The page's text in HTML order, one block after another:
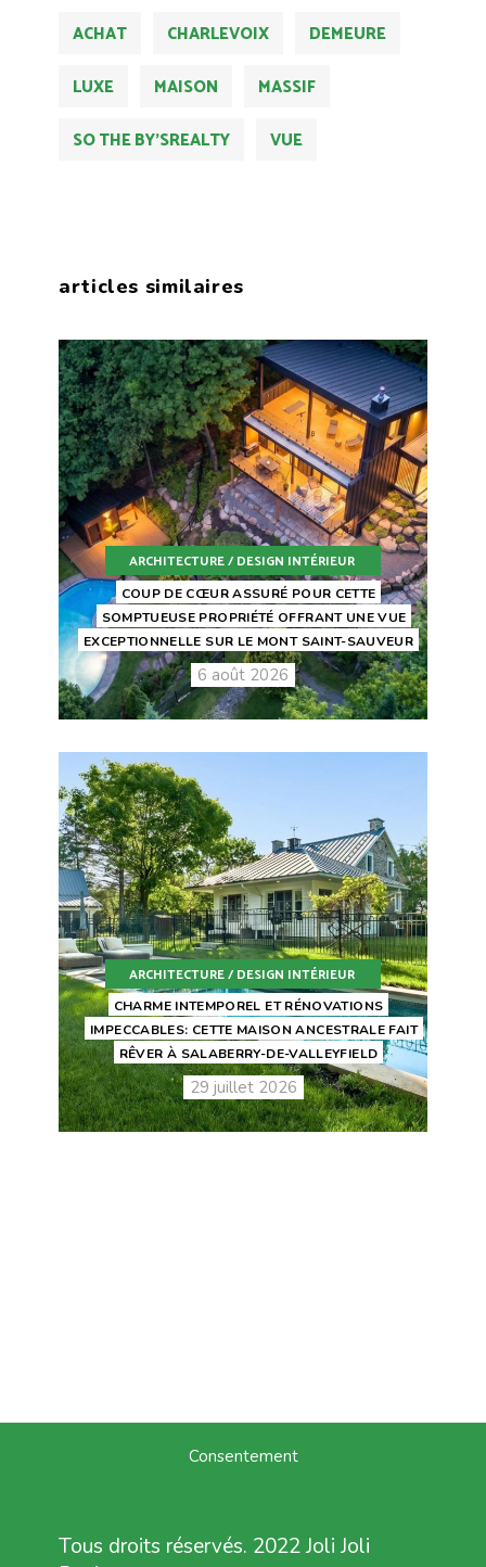
ACHAT CHARLEVOIX
DEMEURE
LUXE
MAISON
MASSIF
SO THE BY'SREALTY
VUE
articles similaires
ARCHITECTURE / DESIGN INTÉRIEUR
COUP DE CŒUR ASSURÉ POUR CETTE
SOMPTUEUSE PROPRIÉTÉ OFFRANT UNE VUE
EXCEPTIONNELLE SUR LE MONT SAINT-SAUVEUR
6 août 2026
ARCHITECTURE / DESIGN INTÉRIEUR
CHARME INTEMPOREL ET RÉNOVATIONS
IMPECCABLES: CETTE MAISON ANCESTRALE FAIT
RÊVER À SALABERRY-DE-VALLEYFIELD
29 juillet 2026
Consentement
Tous droits réservés. 2022 Joli Joli